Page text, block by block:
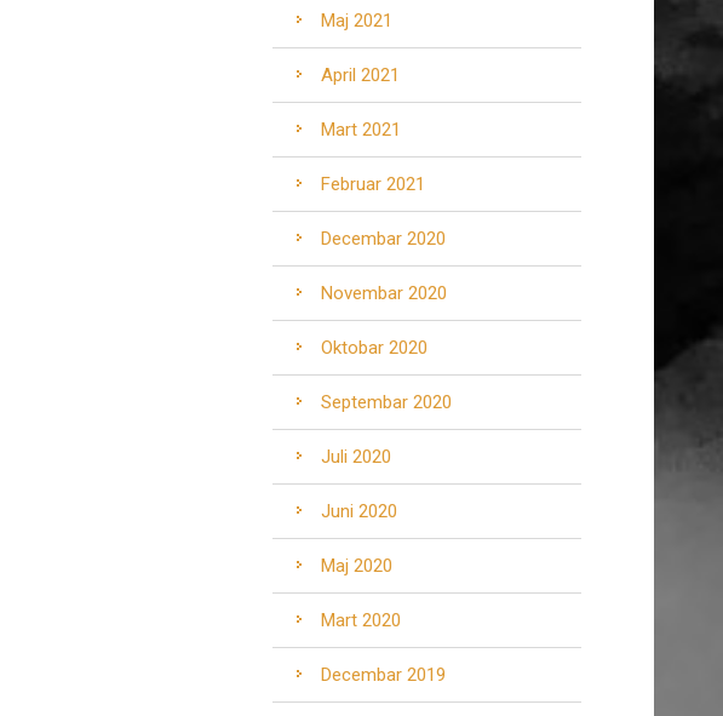
Maj 2021
April 2021
Mart 2021
Februar 2021
Decembar 2020
Novembar 2020
Oktobar 2020
Septembar 2020
Juli 2020
Juni 2020
Maj 2020
Mart 2020
Decembar 2019